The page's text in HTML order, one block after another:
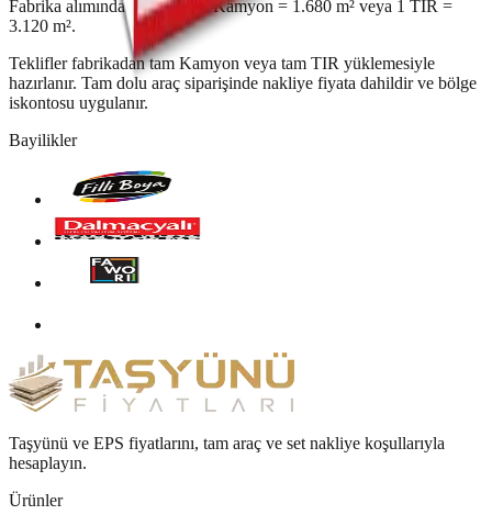
Fabrika alımında minimum 1 Kamyon = 1.680 m² veya 1 TIR =
3.120 m².
Teklifler fabrikadan tam Kamyon veya tam TIR yüklemesiyle
hazırlanır. Tam dolu araç siparişinde nakliye fiyata dahildir ve bölge
iskontosu uygulanır.
Bayilikler
Taşyünü ve EPS fiyatlarını, tam araç ve set nakliye koşullarıyla
hesaplayın.
Ürünler